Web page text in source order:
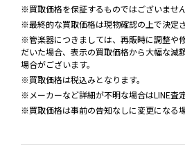
※買取価格を保証するものではございません
※最終的な買取価格は現物確認の上で決定
※管楽器につきましては、再販時に調整や
だいた場合、表示の買取価格から大幅な減
場合がございます。
※買取価格は税込みとなります。
※メーカーなど詳細が不明な場合はLINE査
※買取価格は事前の告知なしに変更になる